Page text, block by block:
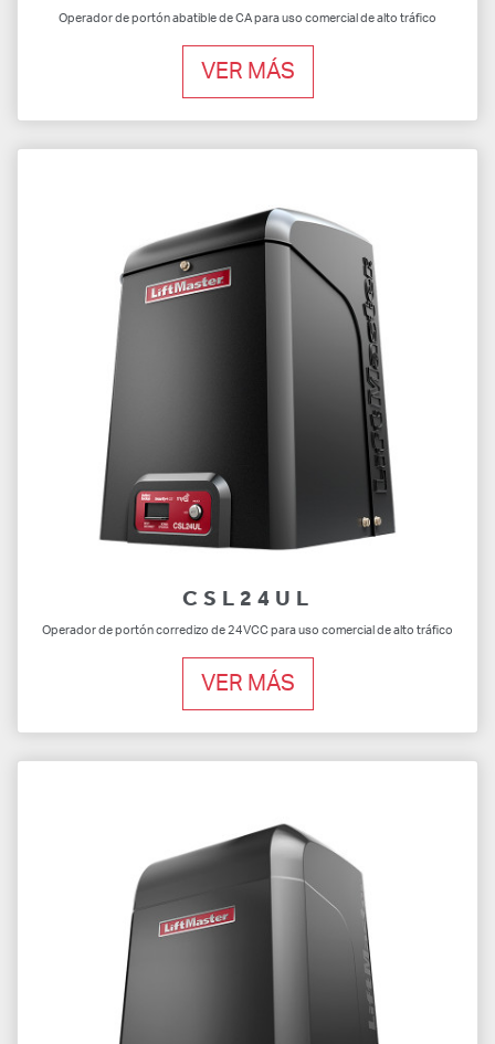
Operador de portón abatible de CA para uso comercial de alto tráfico
VER MÁS
CSL24UL
Operador de portón corredizo de 24VCC para uso comercial de alto tráfico
VER MÁS